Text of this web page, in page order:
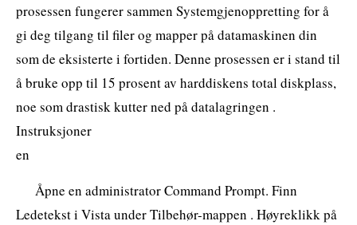
prosessen fungerer sammen Systemgjenoppretting for å
gi deg tilgang til filer og mapper på datamaskinen din
som de eksisterte i fortiden. Denne prosessen er i stand til
å bruke opp til 15 prosent av harddiskens total diskplass,
noe som drastisk kutter ned på datalagringen .
Instruksjoner
en
Åpne en administrator Command Prompt. Finn
Ledetekst i Vista under Tilbehør-mappen . Høyreklikk på